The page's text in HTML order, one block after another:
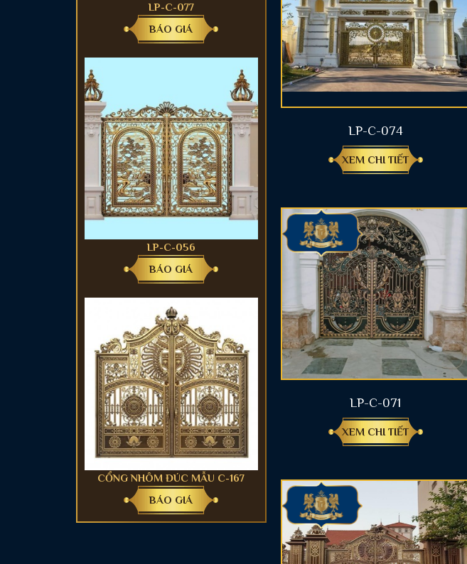
LP-C-074
XEM CHI TIẾT
LP-C-071
XEM CHI TIẾT
LP-C-077
BÁO GIÁ
LP-C-056
BÁO GIÁ
CỔNG NHÔM ĐÚC MẪU C-167
BÁO GIÁ